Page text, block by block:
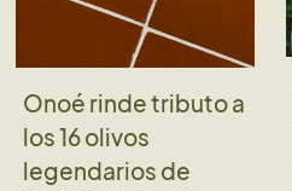
Onoé rinde tributo a
los 16 olivos
legendarios de